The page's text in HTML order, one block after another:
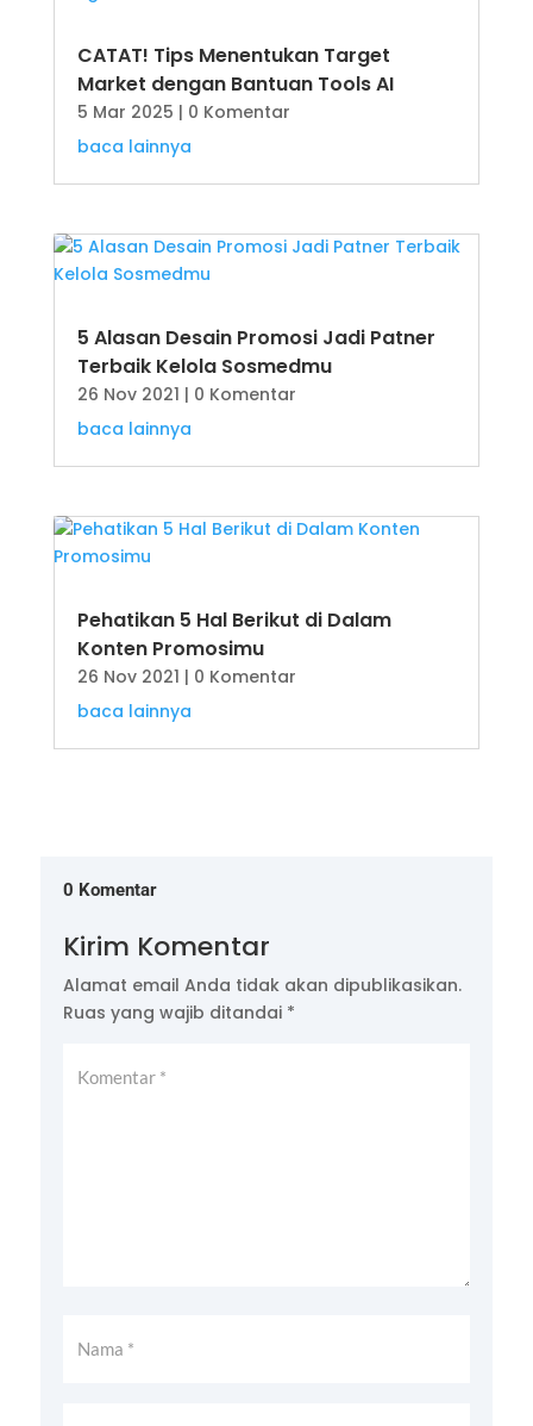
CATAT! Tips Menentukan Target
Market dengan Bantuan Tools AI
5 Mar 2025 | 0 Komentar
baca lainnya
5 Alasan Desain Promosi Jadi Patner
Terbaik Kelola Sosmedmu
26 Nov 2021 | 0 Komentar
baca lainnya
Pehatikan 5 Hal Berikut di Dalam
Konten Promosimu
26 Nov 2021 | 0 Komentar
baca lainnya
0 Komentar
Kirim Komentar
Alamat email Anda tidak akan dipublikasikan.
Ruas yang wajib ditandai *